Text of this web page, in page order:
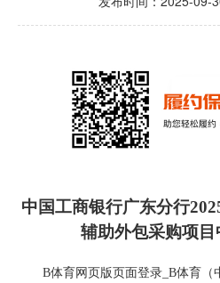
中国工商银行广东分行
辅助外包采购项目
B体育网页版页面登录_B体育（